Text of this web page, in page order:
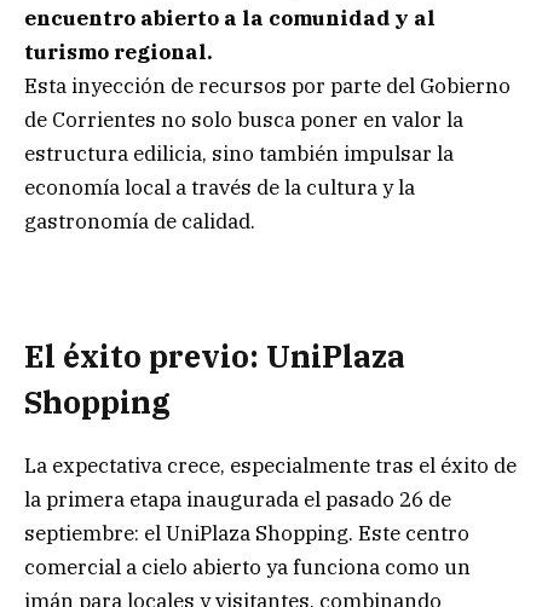
encuentro abierto a la comunidad y al
turismo regional.
Esta inyección de recursos por parte del Gobierno
de Corrientes no solo busca poner en valor la
estructura edilicia, sino también impulsar la
economía local a través de la cultura y la
gastronomía de calidad.
El éxito previo: UniPlaza
Shopping
La expectativa crece, especialmente tras el éxito de
la primera etapa inaugurada el pasado 26 de
septiembre: el UniPlaza Shopping. Este centro
comercial a cielo abierto ya funciona como un
imán para locales y visitantes, combinando